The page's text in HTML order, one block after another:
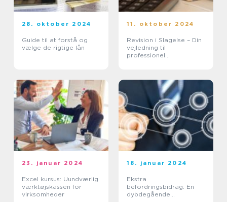
28. oktober 2024
Guide til at forstå og
vælge de rigtige lån
11. oktober 2024
Revision i Slagelse – Din
vejledning til
professionel
23. januar 2024
Excel kursus: Uundværlig
værktøjskassen for
virksomheder
18. januar 2024
Ekstra
befordringsbidrag: En
dybdegående